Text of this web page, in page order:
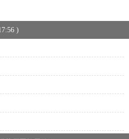
)